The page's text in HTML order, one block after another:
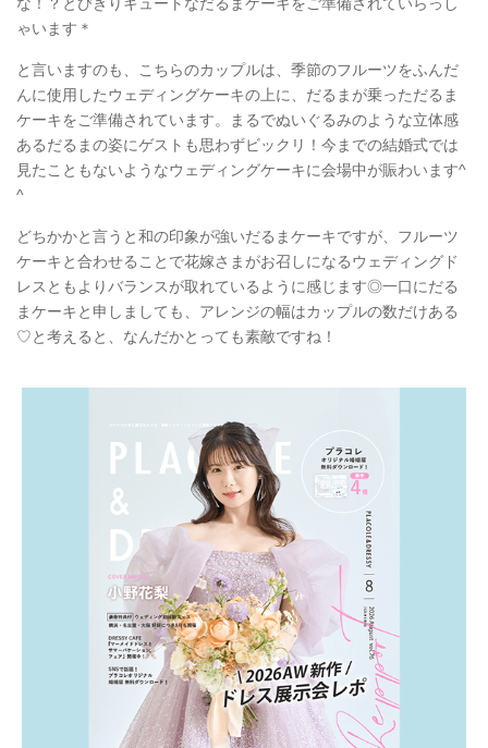
な！？とびきりキュートなだるまケーキをご準備されていらっし
ゃいます＊
と言いますのも、こちらのカップルは、季節のフルーツをふんだ
んに使用したウェディングケーキの上に、だるまが乗っただるま
ケーキをご準備されています。まるでぬいぐるみのような立体感
あるだるまの姿にゲストも思わずビックリ！今までの結婚式では
見たこともないようなウェディングケーキに会場中が賑わいます^
^
どちかかと言うと和の印象が強いだるまケーキですが、フルーツ
ケーキと合わせることで花嫁さまがお召しになるウェディングド
レスともよりバランスが取れているように感じます◎一口にだる
まケーキと申しましても、アレンジの幅はカップルの数だけある
♡と考えると、なんだかとっても素敵ですね！